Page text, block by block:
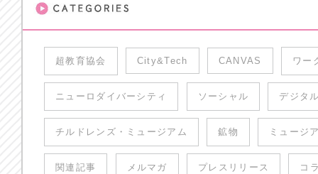
超教育協会 City&Tech CANVAS ワー
ニューロダイバーシティ ソーシャル デジタ
チルドレンズ・ミュージアム 鉱物 ミュージ
関連記事 メルマガ プレスリリース コ